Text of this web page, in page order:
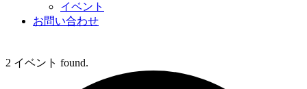
イベント
お問い合わせ
2 イベント found.